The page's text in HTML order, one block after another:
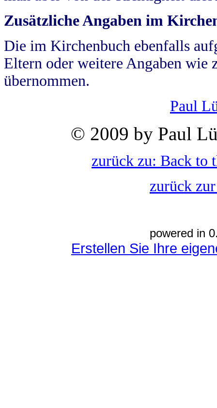
Zusätzliche Angaben im
Die im Kirchenbuch ebenfalls
Eltern oder weitere Angaben wie
übernommen.
Paul
© 2009 by Paul
zurück zu: Back to
zurück
powered in
Erstellen Sie Ihre